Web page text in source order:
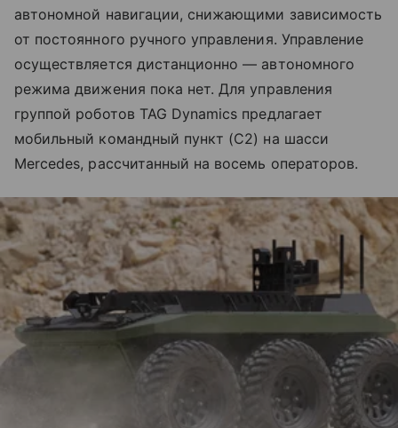
автономной навигации, снижающими зависимость
от постоянного ручного управления. Управление
осуществляется дистанционно — автономного
режима движения пока нет. Для управления
группой роботов TAG Dynamics предлагает
мобильный командный пункт (C2) на шасси
Mercedes, рассчитанный на восемь операторов.